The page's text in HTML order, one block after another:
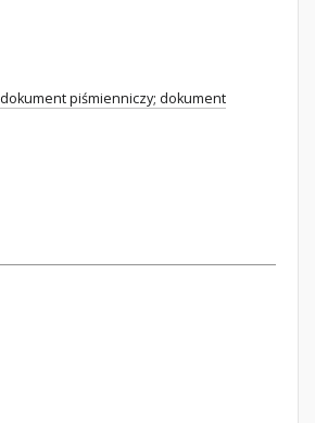
dokument piśmienniczy; dokument